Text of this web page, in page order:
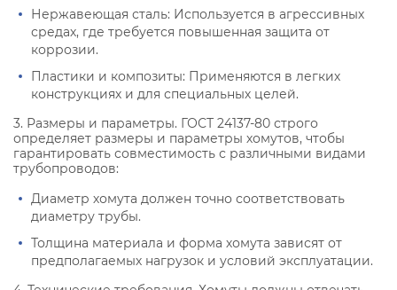
Нержавеющая сталь: Используется в агрессивных
средах, где требуется повышенная защита от
коррозии.
Пластики и композиты: Применяются в легких
конструкциях и для специальных целей.
3. Размеры и параметры. ГОСТ 24137-80 строго
определяет размеры и параметры хомутов, чтобы
гарантировать совместимость с различными видами
трубопроводов:
Диаметр хомута должен точно соответствовать
диаметру трубы.
Толщина материала и форма хомута зависят от
предполагаемых нагрузок и условий эксплуатации.